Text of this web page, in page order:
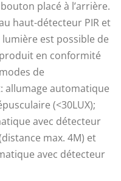
placé à l’arrière.
haut-détecteur PIR et
est possible de
en conformité
de
allumage automatique
(<30LUX);
avec détecteur
max. 4M) et
avec détecteur